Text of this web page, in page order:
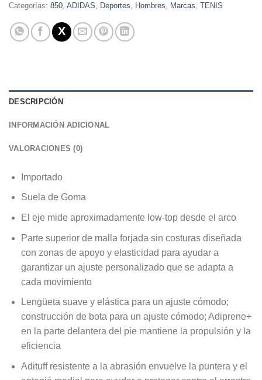
Categorías: 850 ADIDAS Deportes Hombres Marcas TENIS
DESCRIPCIÓN
INFORMACIÓN ADICIONAL
VALORACIONES (0)
Importado
Suela de Goma
El eje mide aproximadamente low-top desde el arco
Parte superior de malla forjada sin costuras diseñada
con zonas de apoyo y elasticidad para ayudar a
garantizar un ajuste personalizado que se adapta a
cada movimiento
Lengüeta suave y elástica para un ajuste cómodo;
construcción de bota para un ajuste cómodo; Adiprene+
en la parte delantera del pie mantiene la propulsión y la
eficiencia
Adituff resistente a la abrasión envuelve la puntera y el